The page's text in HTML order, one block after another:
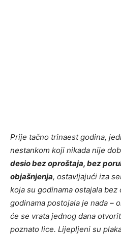
Prije tačno trinaest godina,
nestankom koji nikada nije
desio bez oproštaja, bez
objašnjenja, ostavljajući iza
koja su godinama ostajala
godinama postojala je nada –
će se vrata jednog dana
poznato lice. Lijepljeni su